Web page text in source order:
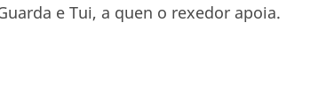
e Tui, a quen o rexedor apoia.